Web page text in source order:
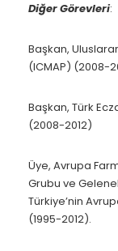
Diğer Görevleri:
Başkan,
(ICMAP) (2008-
Başkan, Türk
(2008-2012)
Üye, Avrupa
Grubu ve
Türkiye’nin
(1995-2012).